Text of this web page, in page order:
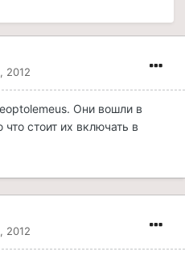
2012
Они вошли в
стоит их включать в
2012